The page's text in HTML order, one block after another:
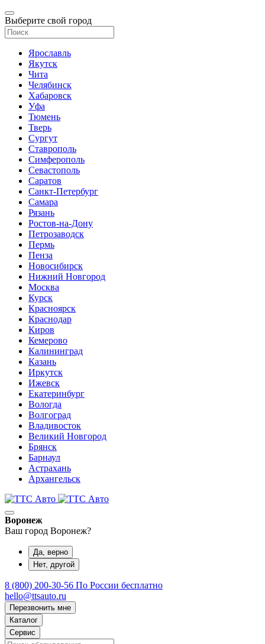
Выберите свой город
Ярославль
Якутск
Чита
Челябинск
Хабаровск
Уфа
Тюмень
Тверь
Сургут
Ставрополь
Симферополь
Севастополь
Саратов
Санкт-Петербург
Самара
Рязань
Ростов-на-Дону
Петрозаводск
Пермь
Пенза
Новосибирск
Нижний Новгород
Москва
Курск
Красноярск
Краснодар
Киров
Кемерово
Калининград
Казань
Иркутск
Ижевск
Екатеринбург
Вологда
Волгоград
Владивосток
Великий Новгород
Брянск
Барнаул
Астрахань
Архангельск
Воронеж
Ваш город Воронеж?
Да, верно
Нет, другой
8 (800) 200-30-56 По России бесплатно
hello@ttsauto.ru
Перезвонить мне
Каталог
Сервис